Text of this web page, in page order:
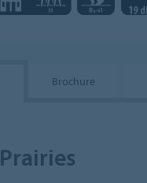
Brochure
Prairies